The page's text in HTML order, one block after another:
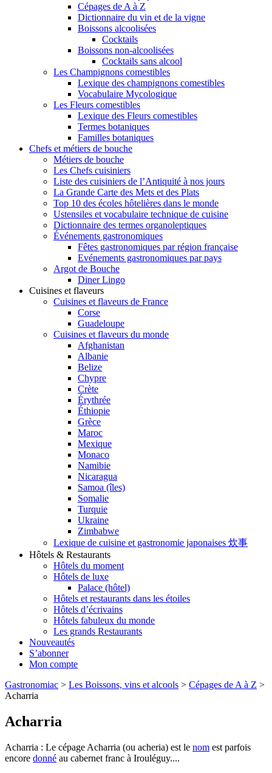
Cépages de A à Z
Dictionnaire du vin et de la vigne
Boissons alcoolisées
Cocktails
Boissons non-alcoolisées
Cocktails sans alcool
Les Champignons comestibles
Lexique des champignons comestibles
Vocabulaire Mycologique
Les Fleurs comestibles
Lexique des Fleurs comestibles
Termes botaniques
Familles botaniques
Chefs et métiers de bouche
Métiers de bouche
Les Chefs cuisiniers
Liste des cuisiniers de l’Antiquité à nos jours
La Grande Carte des Mets et des Plats
Top 10 des écoles hôtelières dans le monde
Ustensiles et vocabulaire technique de cuisine
Dictionnaire des termes organoleptiques
Événements gastronomiques
Fêtes gastronomiques par région française
Evénements gastronomiques par pays
Argot de Bouche
Diner Lingo
Cuisines et flaveurs
Cuisines et flaveurs de France
Corse
Guadeloupe
Cuisines et flaveurs du monde
Afghanistan
Albanie
Belize
Chypre
Crète
Érythrée
Éthiopie
Grèce
Maroc
Mexique
Monaco
Namibie
Nicaragua
Samoa (îles)
Somalie
Turquie
Ukraine
Zimbabwe
Lexique de cuisine et gastronomie japonaises 炊事
Hôtels & Restaurants
Hôtels du moment
Hôtels de luxe
Palace (hôtel)
Hôtels et restaurants dans les étoiles
Hôtels d’écrivains
Hôtels fabuleux du monde
Les grands Restaurants
Nouveautés
S’abonner
Mon compte
Gastronomiac > Les Boissons, vins et alcools > Cépages de A à Z >
Acharria
Acharria
Acharria : Le cépage Acharria (ou acheria) est le nom est parfois
encore donné au cabernet franc à Irouléguy....